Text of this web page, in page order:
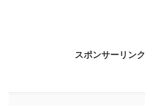
スポンサーリンク